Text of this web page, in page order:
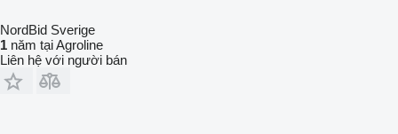
NordBid Sverige
1 năm tại Agroline
Liên hệ với người bán